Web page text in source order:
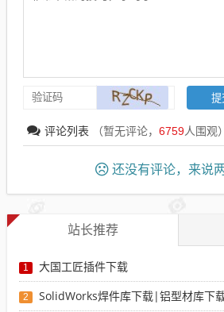
评论列表 （暂无评论， 6759人围观）
还没有评论，来说
站长推荐
1 大国工匠插件下载
2 SolidWorks焊件库下载|铝型材库下载|附